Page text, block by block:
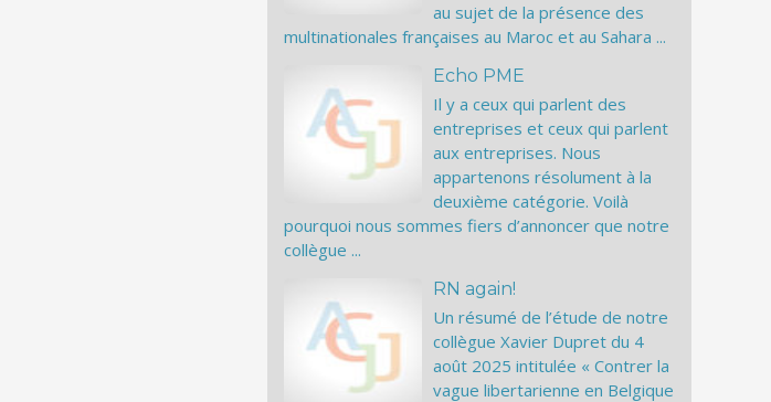
au sujet de la présence des
multinationales françaises au Maroc et au Sahara ...
Echo PME
Il y a ceux qui parlent des
entreprises et ceux qui parlent
aux entreprises. Nous
appartenons résolument à la
deuxième catégorie. Voilà
pourquoi nous sommes fiers d’annoncer que notre
collègue ...
RN again!
Un résumé de l’étude de notre
collègue Xavier Dupret du 4
août 2025 intitulée « Contrer la
vague libertarienne en Belgique